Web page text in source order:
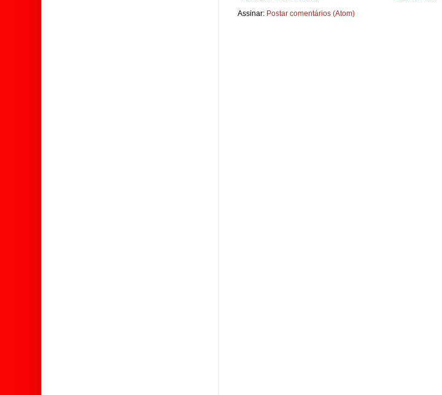
Assinar: Postar comentários (Atom)